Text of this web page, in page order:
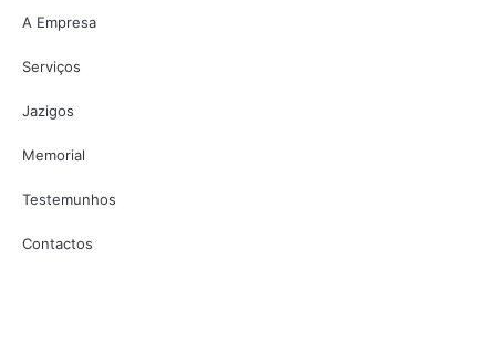
A Empresa
Serviços
Jazigos
Memorial
Testemunhos
Contactos